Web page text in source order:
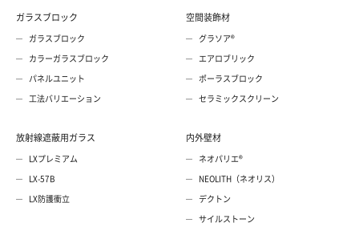
ガラスブロック
ガラスブロック
カラーガラスブロック
パネルユニット
工法バリエーション
空間装飾材
グラソア®
エアロブリック
ポーラスブロック
セラミックスクリーン
放射線遮蔽用ガラス
LXプレミアム
LX-57B
LX防護衝立
内外壁材
ネオパリエ®
NEOLITH（ネオリス）
デクトン
サイルストーン